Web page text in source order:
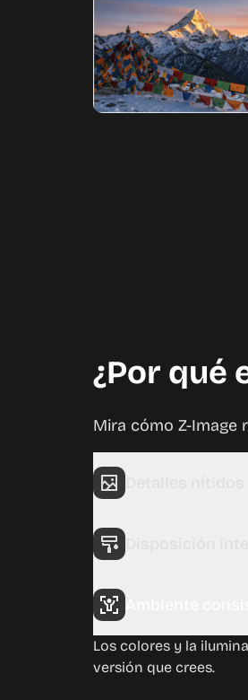
¿Por qué
Mira cómo Z-
Z-Image conserva
realistas.
Ambiente